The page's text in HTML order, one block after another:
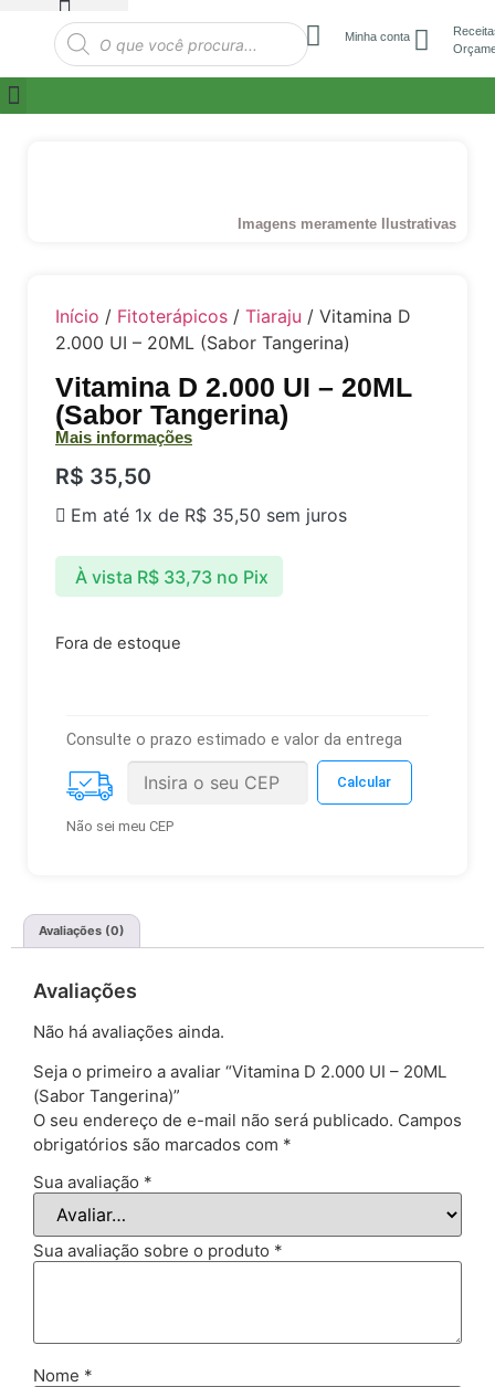
Minha conta
Imagens meramente Ilustrativas
Início / Fitoterápicos / Tiaraju / Vitamina D
2.000 UI – 20ML (Sabor Tangerina)
Vitamina D 2.000 UI – 20ML
(Sabor Tangerina)
Mais informações
R$ 35,50
Em até 1x de R$ 35,50 sem juros
À vista R$33,73 no Pix
Fora de estoque
Consulte o prazo estimado e valor da entrega
Não sei meu CEP
Avaliações (0)
Avaliações
Não há avaliações ainda.
Seja o primeiro a avaliar “Vitamina D 2.000 UI – 20ML
(Sabor Tangerina)”
O seu endereço de e-mail não será publicado. Campos
obrigatórios são marcados com *
Sua avaliação *
Sua avaliação sobre o produto *
Nome *